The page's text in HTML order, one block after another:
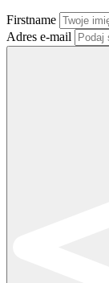
Firstname
Adres e-mail